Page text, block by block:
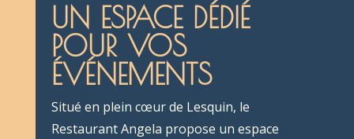
UN ESPACE DÉDIÉ
POUR VOS
ÉVÉNEMENTS
Situé en plein cœur de Lesquin, le
Restaurant Angela propose un espace